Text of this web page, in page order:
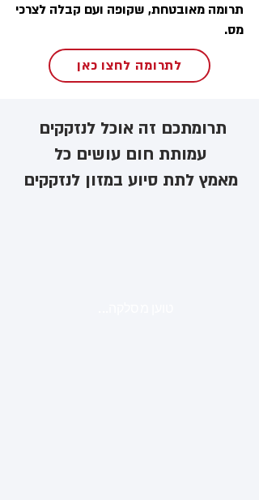
תרומה מאובטחת, שקופה ועם קבלה לצרכי
מס.
לתרומה לחצו כאן
תרומתכם זה אוכל לנזקקים ​
עמותת חום עושים כל
מאמץ לתת סיוע במזון לנזקקים